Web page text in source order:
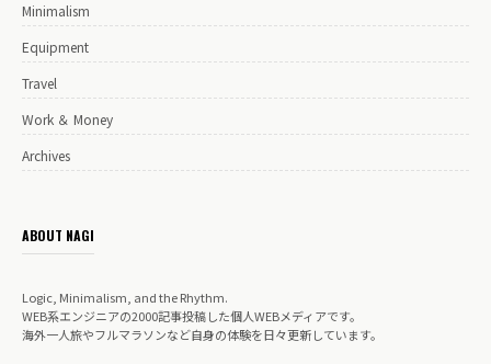
Minimalism
Equipment
Travel
Work ＆ Money
Archives
ABOUT NAGI
Logic, Minimalism, and the Rhythm.
WEB系エンジニアの2000記事投稿した個人WEBメディアです。
海外一人旅やフルマラソンなど自身の体験を日々更新しています。